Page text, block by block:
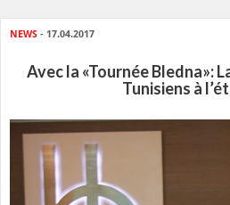
NEWS - 17.04.2017
Avec la «Tournée Bledna»:
Tunisiens à